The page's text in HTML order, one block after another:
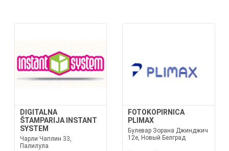
DIGITALNA
ŠTAMPARIJA INSTANT
SYSTEM
Чарли Чаплин 33,
Палилула
FOTOKOPIRNICA
PLIMAX
Булевар Зорана Джинджич
12e, Новый Белград